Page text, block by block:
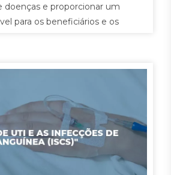
doenças e proporcionar um
para os beneficiários e os